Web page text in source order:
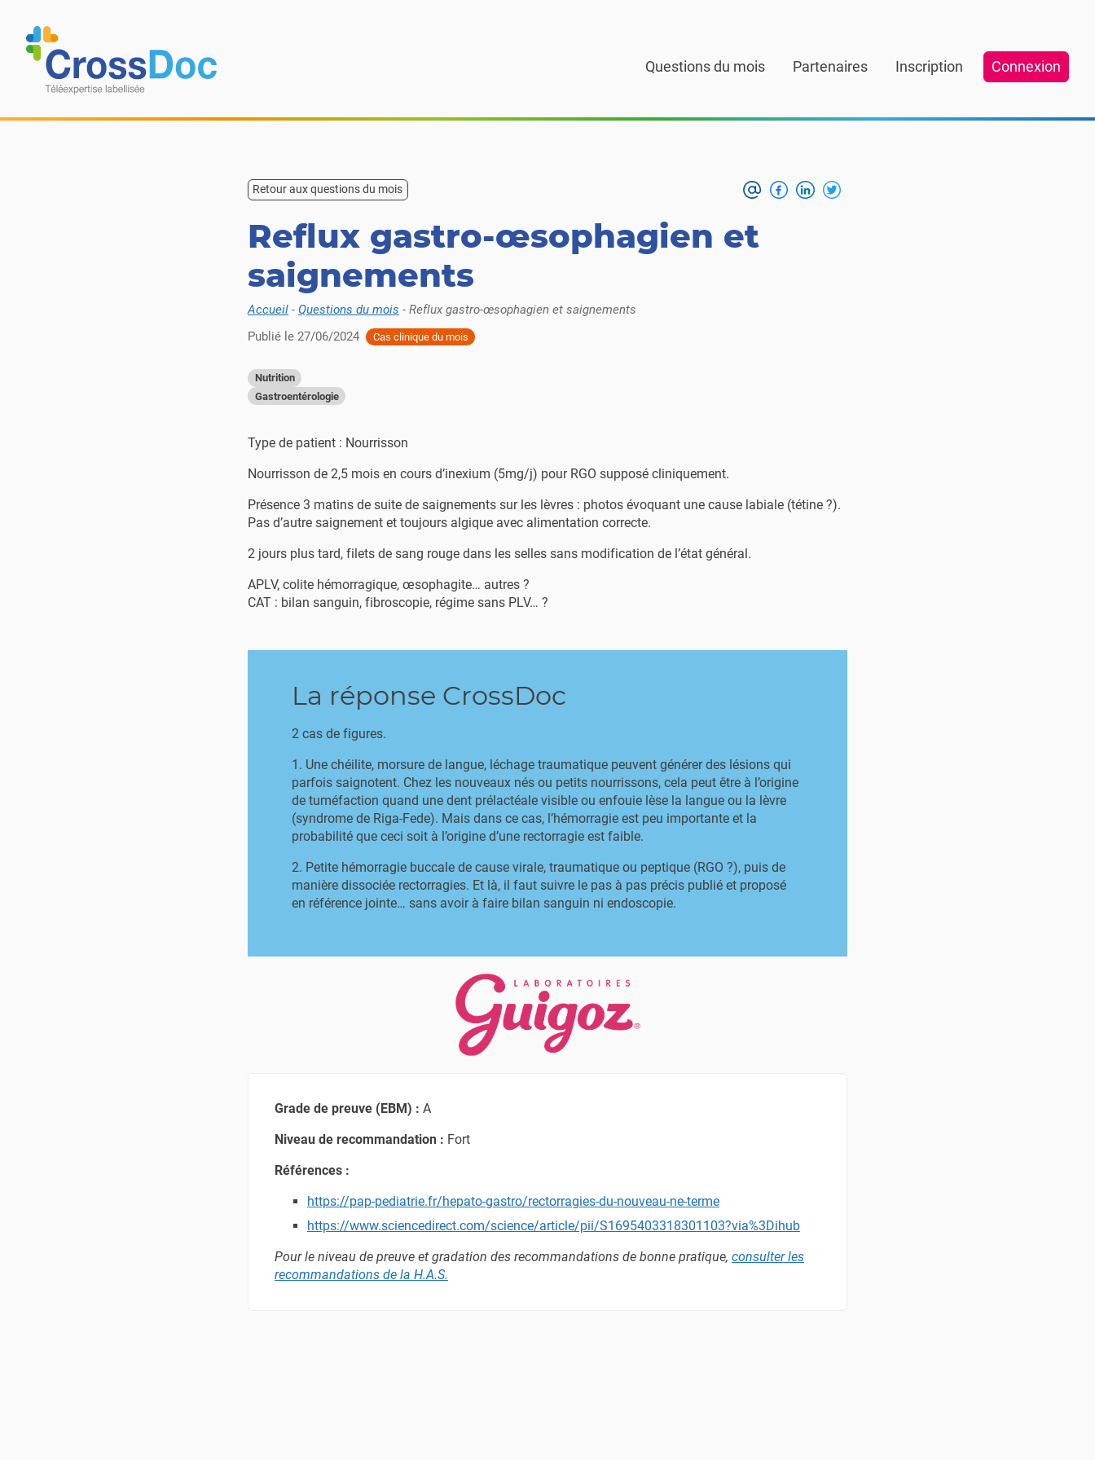
Questions du mois Partenaires Inscription Connexion
Retour aux questions du mois
Reflux gastro-œsophagien et
saignements
Accueil - Questions du mois - Reflux gastro-œsophagien et saignements
Publié le 27/06/2024 Cas clinique du mois
Nutrition
Gastroentérologie
Type de patient : Nourrisson
Nourrisson de 2,5 mois en cours d’inexium (5mg/j) pour RGO supposé cliniquement.
Présence 3 matins de suite de saignements sur les lèvres : photos évoquant une cause labiale (tétine ?).
Pas d’autre saignement et toujours algique avec alimentation correcte.
2 jours plus tard, filets de sang rouge dans les selles sans modification de l’état général.
APLV, colite hémorragique, œsophagite… autres ?
CAT : bilan sanguin, fibroscopie, régime sans PLV… ?
La réponse CrossDoc
2 cas de figures.
1. Une chéilite, morsure de langue, léchage traumatique peuvent générer des lésions qui
parfois saignotent. Chez les nouveaux nés ou petits nourrissons, cela peut être à l’origine
de tuméfaction quand une dent prélactéale visible ou enfouie lèse la langue ou la lèvre
(syndrome de Riga-Fede). Mais dans ce cas, l’hémorragie est peu importante et la
probabilité que ceci soit à l’origine d’une rectorragie est faible.
2. Petite hémorragie buccale de cause virale, traumatique ou peptique (RGO ?), puis de
manière dissociée rectorragies. Et là, il faut suivre le pas à pas précis publié et proposé
en référence jointe… sans avoir à faire bilan sanguin ni endoscopie.
Grade de preuve (EBM) : A
Niveau de recommandation : Fort
Références :
https://pap-pediatrie.fr/hepato-gastro/rectorragies-du-nouveau-ne-terme
https://www.sciencedirect.com/science/article/pii/S1695403318301103?via%3Dihub
Pour le niveau de preuve et gradation des recommandations de bonne pratique, consulter les
recommandations de la H.A.S.